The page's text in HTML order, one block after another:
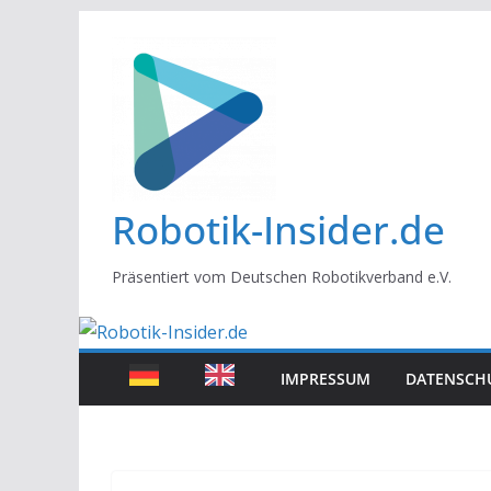
springen
Robotik-Insider.de
Präsentiert vom Deutschen Robotikverband e.V.
IMPRESSUM